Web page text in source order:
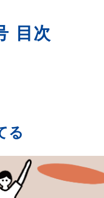
目次
る